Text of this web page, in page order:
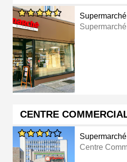
Supermarché
Supermarché
CENTRE
Supermarché
Centre